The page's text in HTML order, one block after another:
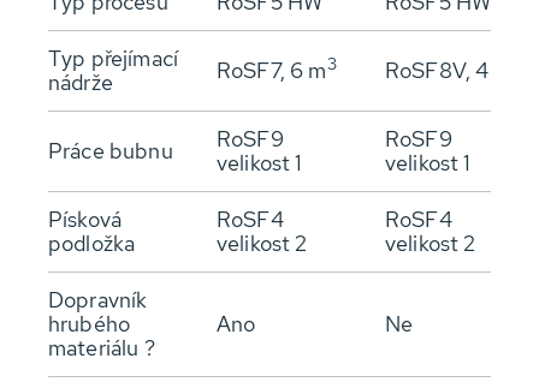
Typ přejímací
nádrže
RoSF7, 6 m3 RoSF8V, 4 m
Práce bubnu
RoSF9
velikost 1
RoSF9
velikost 1
Písková
podložka
RoSF4
velikost 2
RoSF4
velikost 2
Dopravník
hrubého
materiálu ?
Ano Ne